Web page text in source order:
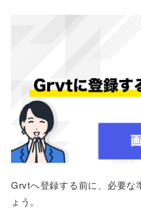
Grvtへ登録する前に、必要な
ょう。